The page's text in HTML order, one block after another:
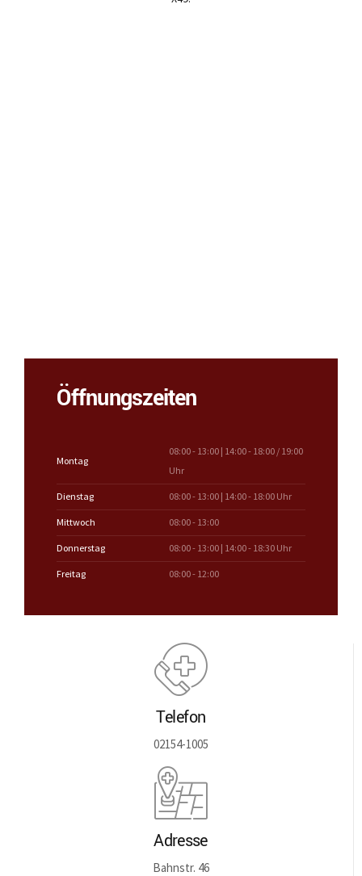
Öffnungszeiten
Montag
08:00 - 13:00 | 14:00 - 18:00 / 19:00
Uhr
Dienstag 08:00 - 13:00 | 14:00 - 18:00 Uhr
Mittwoch 08:00 - 13:00
Donnerstag 08:00 - 13:00 | 14:00 - 18:30 Uhr
Freitag 08:00 - 12:00
Telefon
02154-1005
Adresse
Bahnstr. 46